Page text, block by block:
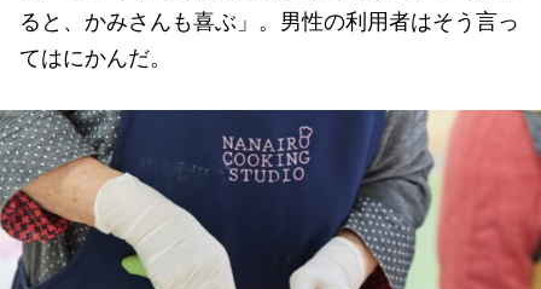
ると、かみさんも喜ぶ」。男性の利用者はそう言っ
てはにかんだ。